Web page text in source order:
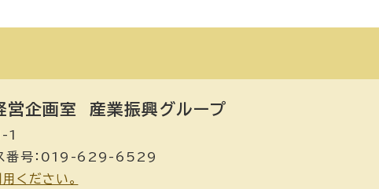
営企画室 産業振興グループ
1
番号：019-629-6529
ください。